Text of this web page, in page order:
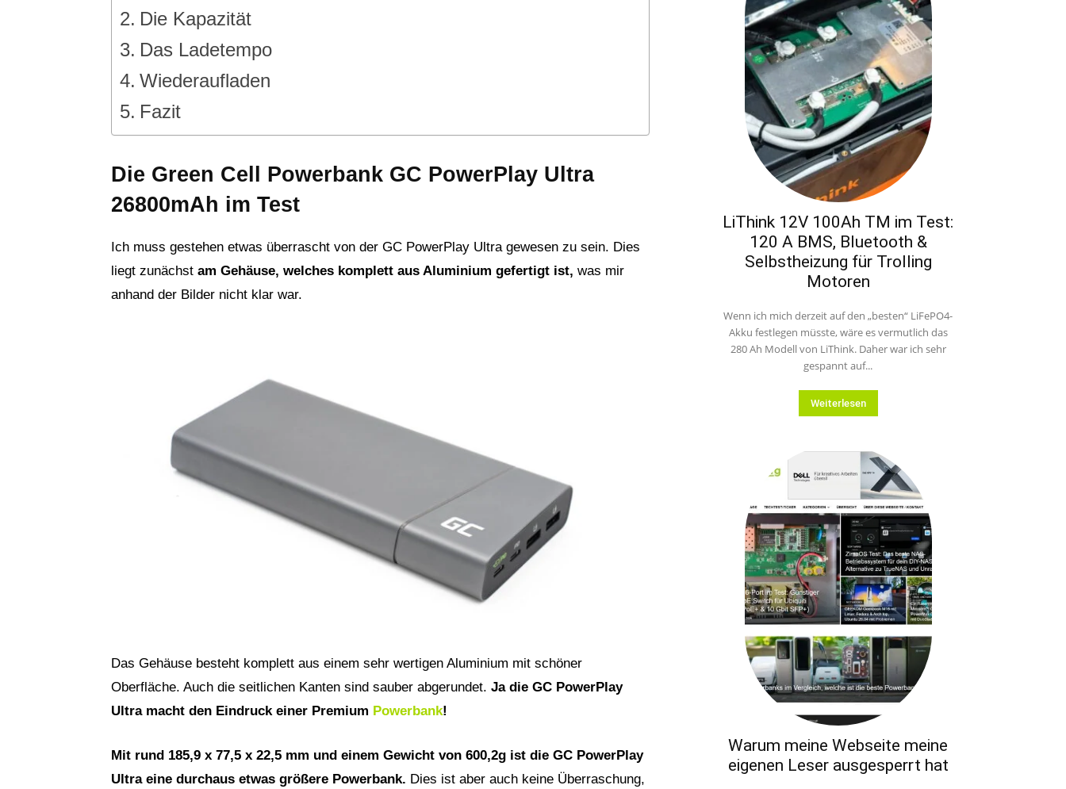
Die Kapazität
Das Ladetempo
Wiederaufladen
Fazit
Die Green Cell Powerbank GC PowerPlay Ultra
26800mAh im Test
Ich muss gestehen etwas überrascht von der GC PowerPlay Ultra gewesen zu sein. Dies
liegt zunächst am Gehäuse, welches komplett aus Aluminium gefertigt ist, was mir
anhand der Bilder nicht klar war.
Das Gehäuse besteht komplett aus einem sehr wertigen Aluminium mit schöner
Oberfläche. Auch die seitlichen Kanten sind sauber abgerundet. Ja die GC PowerPlay
Ultra macht den Eindruck einer Premium Powerbank!
Mit rund 185,9 x 77,5 x 22,5 mm und einem Gewicht von 600,2g ist die GC PowerPlay
Ultra eine durchaus etwas größere Powerbank. Dies ist aber auch keine Überraschung,
LiThink 12V 100Ah TM im Test:
120 A BMS, Bluetooth &
Selbstheizung für Trolling
Motoren
Wenn ich mich derzeit auf den „besten“ LiFePO4-
Akku festlegen müsste, wäre es vermutlich das
280 Ah Modell von LiThink. Daher war ich sehr
gespannt auf...
Weiterlesen
Warum meine Webseite meine
eigenen Leser ausgesperrt hat